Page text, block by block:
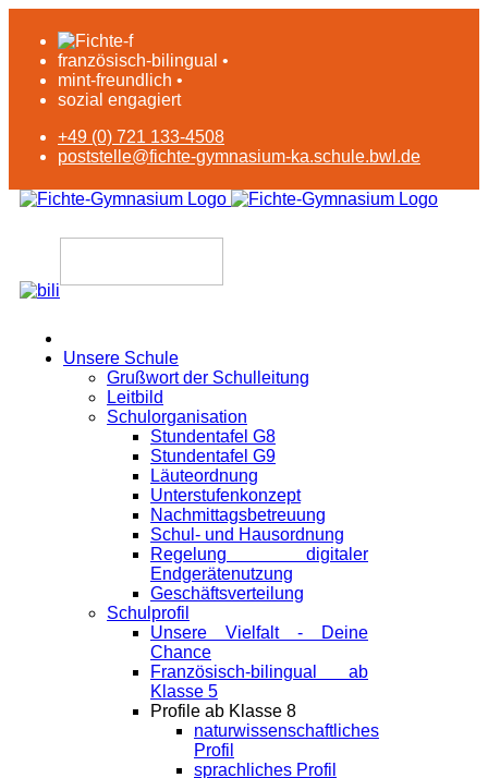
französisch-bilingual •
mint-freundlich •
sozial engagiert
+49 (0) 721 133-4508
poststelle@fichte-gymnasium-ka.schule.bwl.de
Unsere Schule
Grußwort der Schulleitung
Leitbild
Schulorganisation
Stundentafel G8
Stundentafel G9
Läuteordnung
Unterstufenkonzept
Nachmittagsbetreuung
Schul- und Hausordnung
Regelung digitaler
Endgeräte­nutzung
Geschäftsverteilung
Schulprofil
Unsere Vielfalt - Deine
Chance
Französisch-bilingual ab
Klasse 5
Profile ab Klasse 8
naturwissenschaftliches
Profil
sprachliches Profil